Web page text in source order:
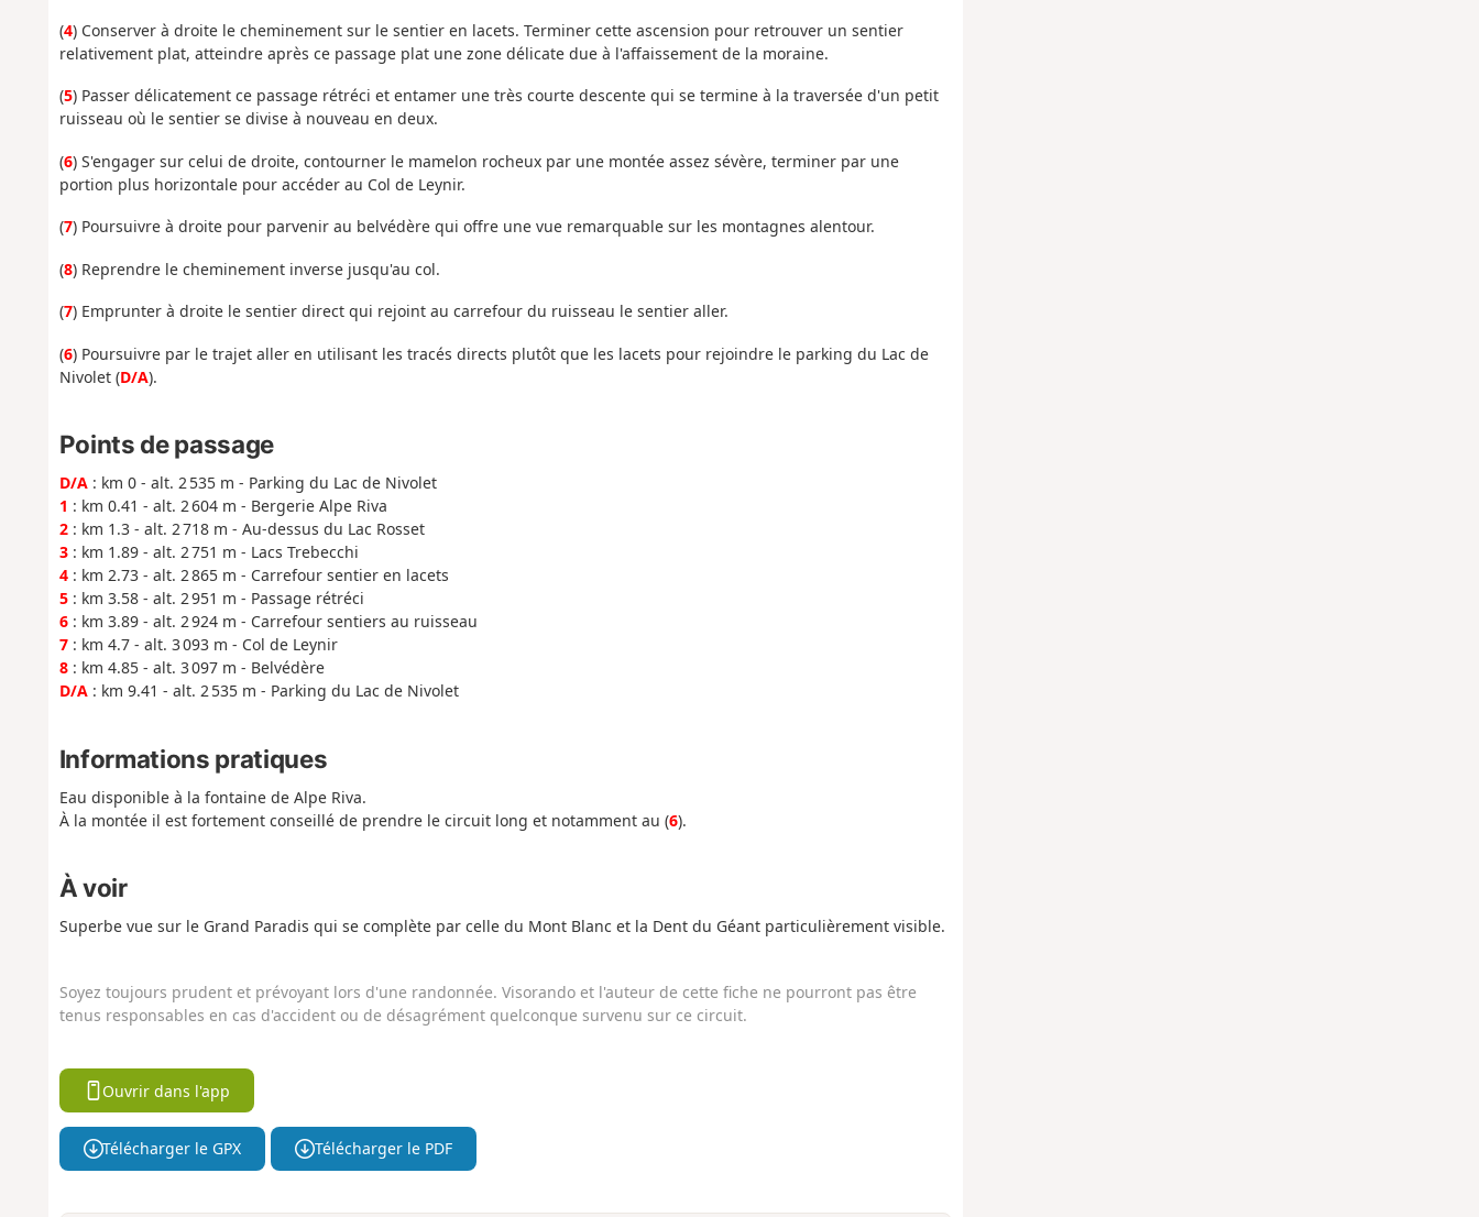
(4) Conserver à droite le cheminement sur le sentier en lacets. Terminer cette ascension pour retrouver un sentier
relativement plat, atteindre après ce passage plat une zone délicate due à l'affaissement de la moraine.
(5) Passer délicatement ce passage rétréci et entamer une très courte descente qui se termine à la traversée d'un petit
ruisseau où le sentier se divise à nouveau en deux.
(6) S'engager sur celui de droite, contourner le mamelon rocheux par une montée assez sévère, terminer par une
portion plus horizontale pour accéder au Col de Leynir.
(7) Poursuivre à droite pour parvenir au belvédère qui offre une vue remarquable sur les montagnes alentour.
(8) Reprendre le cheminement inverse jusqu'au col.
(7) Emprunter à droite le sentier direct qui rejoint au carrefour du ruisseau le sentier aller.
(6) Poursuivre par le trajet aller en utilisant les tracés directs plutôt que les lacets pour rejoindre le parking du Lac de
Nivolet (D/A).
Points de passage
D/A: km 0 - alt. 2 535 m - Parking du Lac de Nivolet
1 : km 0.41 - alt. 2 604 m - Bergerie Alpe Riva
2: km 1.3 - alt. 2 718 m - Au-dessus du Lac Rosset
3: km 1.89 - alt. 2 751 m - Lacs Trebecchi
4: km 2.73 - alt. 2 865 m - Carrefour sentier en lacets
5: km 3.58 - alt. 2 951 m - Passage rétréci
6: km 3.89 - alt. 2 924 m - Carrefour sentiers au ruisseau
7: km 4.7 - alt. 3 093 m - Col de Leynir
8: km 4.85 - alt. 3 097 m - Belvédère
D/A: km 9.41 - alt. 2 535 m - Parking du Lac de Nivolet
Informations pratiques
Eau disponible à la fontaine de Alpe Riva.
À la montée il est fortement conseillé de prendre le circuit long et notamment au (6).
À voir
Superbe vue sur le Grand Paradis qui se complète par celle du Mont Blanc et la Dent du Géant particulièrement visible.
Soyez toujours prudent et prévoyant lors d'une randonnée. Visorando et l'auteur de cette fiche ne pourront pas être
tenus responsables en cas d'accident ou de désagrément quelconque survenu sur ce circuit.
Ouvrir dans l'app
Télécharger le GPX Télécharger le PDF